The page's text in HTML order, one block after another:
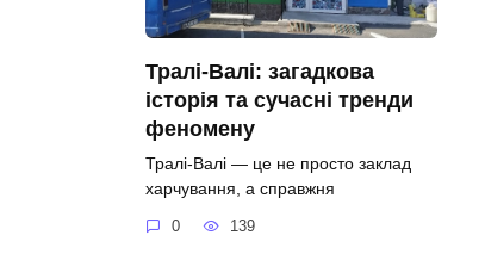
Тралі-Валі: загадкова
історія та сучасні тренди
феномену
Тралі-Валі — це не просто заклад
харчування, а справжня
0 139